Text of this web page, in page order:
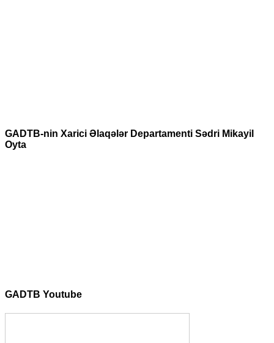
GADTB-nin Xarici Əlaqələr Departamenti Sədri Mikayil
Oyta
GADTB Youtube